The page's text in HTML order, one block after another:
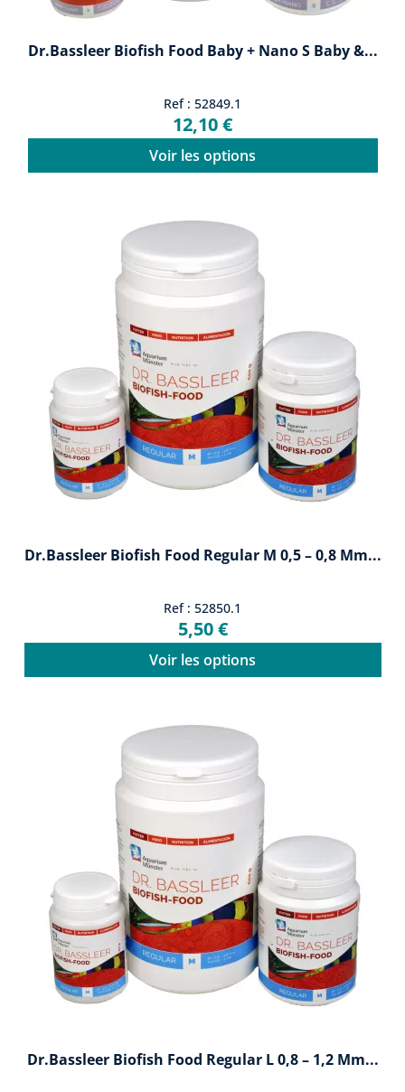
Dr.Bassleer Biofish Food Baby + Nano S Baby &...
Ref : 52849.1
12,10 €
Voir les options
Dr.Bassleer Biofish Food Regular M 0,5 – 0,8 Mm...
Ref : 52850.1
5,50 €
Voir les options
Dr.Bassleer Biofish Food Regular L 0,8 – 1,2 Mm...